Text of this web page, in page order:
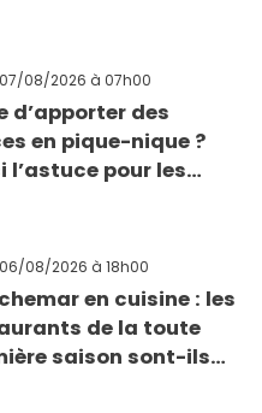
07/08/2026 à 07h00
d’apporter des
en pique-nique ?
l’astuce pour les
!
06/08/2026 à 18h00
en cuisine : les
de la toute
saison sont-ils